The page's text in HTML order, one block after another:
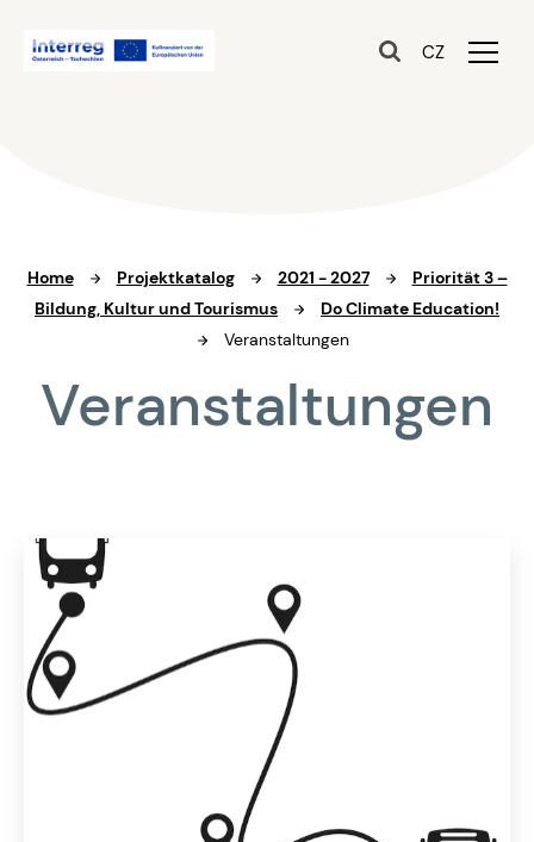
CZ
Home Projektkatalog 2021 - 2027
Priorität 3 –
Bildung, Kultur und Tourismus
Do Climate Education!
Veranstaltungen
Veranstaltungen